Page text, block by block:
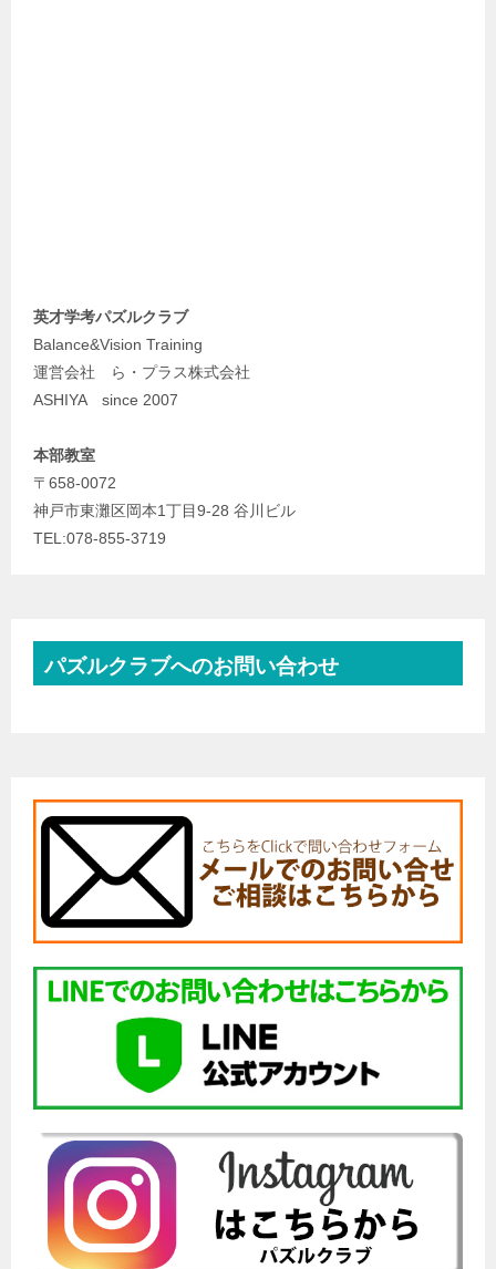
英才学考パズルクラブ
Balance&Vision Training
運営会社 ら・プラス株式会社
ASHIYA since 2007
本部教室
〒658-0072
神戸市東灘区岡本1丁目9-28 谷川ビル
TEL:078-855-3719
パズルクラブへのお問い合わせ